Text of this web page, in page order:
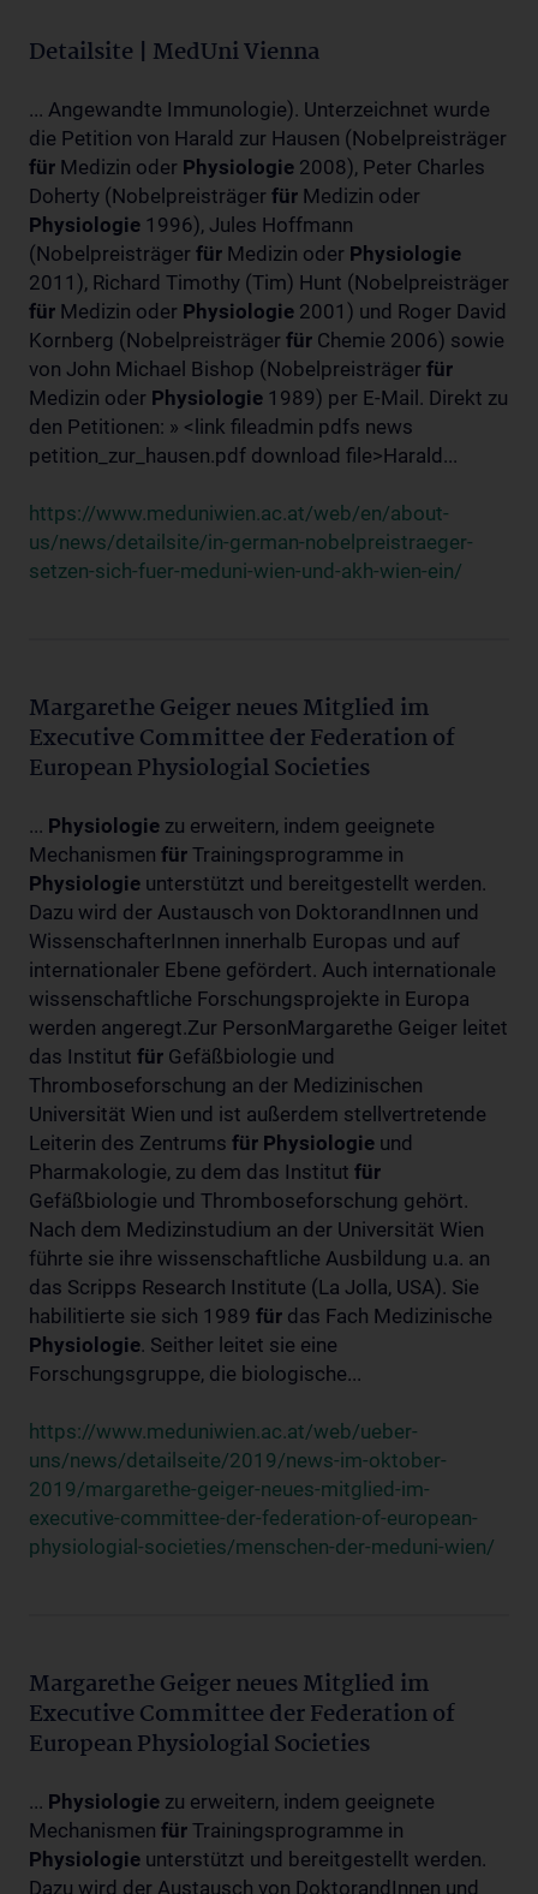
Detailsite | MedUni Vienna
... Angewandte Immunologie). Unterzeichnet wurde
die Petition von Harald zur Hausen (Nobelpreisträger
für Medizin oder Physiologie 2008), Peter Charles
Doherty (Nobelpreisträger für Medizin oder
Physiologie 1996), Jules Hoffmann
(Nobelpreisträger für Medizin oder Physiologie
2011), Richard Timothy (Tim) Hunt (Nobelpreisträger
für Medizin oder Physiologie 2001) und Roger David
Kornberg (Nobelpreisträger für Chemie 2006) sowie
von John Michael Bishop (Nobelpreisträger für
Medizin oder Physiologie 1989) per E-Mail. Direkt zu
den Petitionen: » <link fileadmin pdfs news
petition_zur_hausen.pdf download file>Harald...
https://www.meduniwien.ac.at/web/en/about-
us/news/detailsite/in-german-nobelpreistraeger-
setzen-sich-fuer-meduni-wien-und-akh-wien-ein/
Margarethe Geiger neues Mitglied im
Executive Committee der Federation of
European Physiologial Societies
... Physiologie zu erweitern, indem geeignete
Mechanismen für Trainingsprogramme in
Physiologie unterstützt und bereitgestellt werden.
Dazu wird der Austausch von DoktorandInnen und
WissenschafterInnen innerhalb Europas und auf
internationaler Ebene gefördert. Auch internationale
wissenschaftliche Forschungsprojekte in Europa
werden angeregt.Zur PersonMargarethe Geiger leitet
das Institut für Gefäßbiologie und
Thromboseforschung an der Medizinischen
Universität Wien und ist außerdem stellvertretende
Leiterin des Zentrums für Physiologie und
Pharmakologie, zu dem das Institut für
Gefäßbiologie und Thromboseforschung gehört.
Nach dem Medizinstudium an der Universität Wien
führte sie ihre wissenschaftliche Ausbildung u.a. an
das Scripps Research Institute (La Jolla, USA). Sie
habilitierte sie sich 1989 für das Fach Medizinische
Physiologie. Seither leitet sie eine
Forschungsgruppe, die biologische...
https://www.meduniwien.ac.at/web/ueber-
uns/news/detailseite/2019/news-im-oktober-
2019/margarethe-geiger-neues-mitglied-im-
executive-committee-der-federation-of-european-
physiologial-societies/menschen-der-meduni-wien/
Margarethe Geiger neues Mitglied im
Executive Committee der Federation of
European Physiologial Societies
... Physiologie zu erweitern, indem geeignete
Mechanismen für Trainingsprogramme in
Physiologie unterstützt und bereitgestellt werden.
Dazu wird der Austausch von DoktorandInnen und